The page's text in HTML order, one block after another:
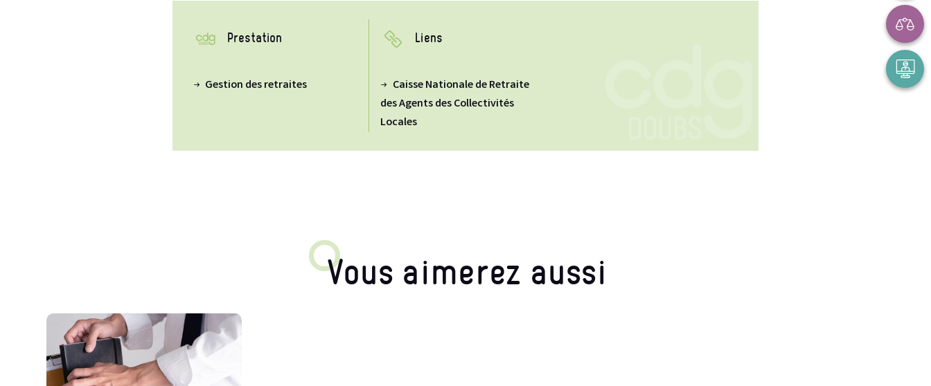
Prestation
Gestion des retraites
Liens
Caisse Nationale de Retraite
des Agents des Collectivités
Locales
Vous aimerez aussi